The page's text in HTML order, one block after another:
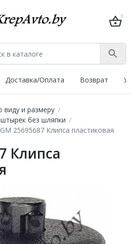
0
Доставка/Оплата Возврат
и размеру
без шляпки
GM 25695687 Клипса пластиковая
Клипса